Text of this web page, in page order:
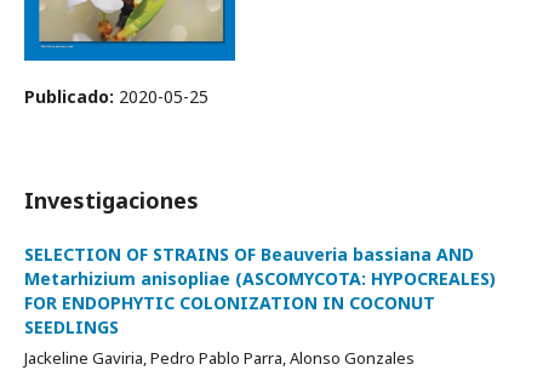
Publicado: 2020-05-25
Investigaciones
SELECTION OF STRAINS OF Beauveria bassiana AND
Metarhizium anisopliae (ASCOMYCOTA: HYPOCREALES)
FOR ENDOPHYTIC COLONIZATION IN COCONUT
SEEDLINGS
Jackeline Gaviria, Pedro Pablo Parra, Alonso Gonzales